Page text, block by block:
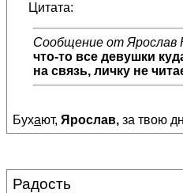
Цитата:
Сообщение от Ярослав
что-то все девушки
на связь, личку не
Бухают, Ярослав, за твою
Радость